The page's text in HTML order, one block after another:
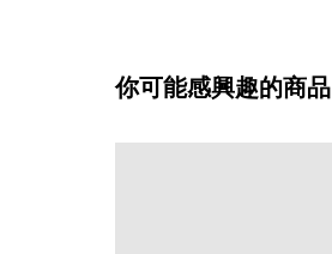
你可能感興趣的商品